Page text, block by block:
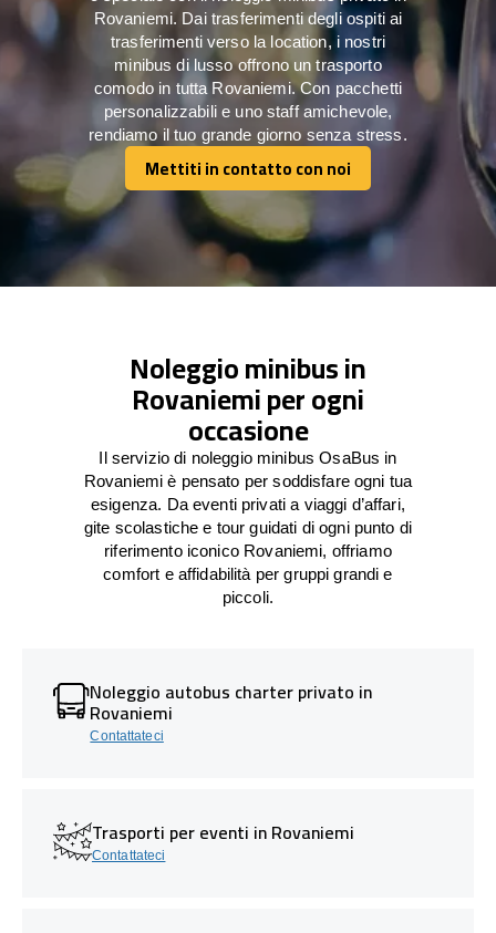
Rovaniemi. Dai trasferimenti degli ospiti ai
trasferimenti verso la location, i nostri
minibus di lusso offrono un trasporto
comodo in tutta Rovaniemi. Con pacchetti
personalizzabili e uno staff amichevole,
rendiamo il tuo grande giorno senza stress.
Mettiti in contatto con noi
Mettiti in contatto con noi
Noleggio minibus in
Rovaniemi per ogni
occasione
Il servizio di noleggio minibus OsaBus in
Rovaniemi è pensato per soddisfare ogni tua
esigenza. Da eventi privati a viaggi d’affari,
gite scolastiche e tour guidati di ogni punto di
riferimento iconico Rovaniemi, offriamo
comfort e affidabilità per gruppi grandi e
piccoli.
Noleggio autobus charter privato in
Rovaniemi
Contattateci
Trasporti per eventi in Rovaniemi
Contattateci